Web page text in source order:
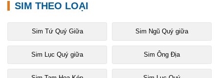
SIM THEO LOẠI
Sim Tứ Quý Giữa Sim Ngũ Quý giữa
Sim Lục Quý giữa Sim Ông Địa